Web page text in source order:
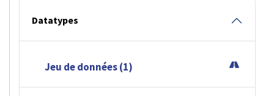
Datatypes
Jeu de données (1)